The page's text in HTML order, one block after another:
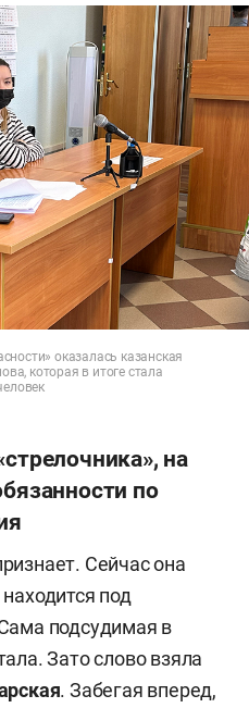
оказалась казанская
которая в итоге стала
на
по
Сейчас она
под
подсудимая в
Зато слово взяла
. Забегая вперед,